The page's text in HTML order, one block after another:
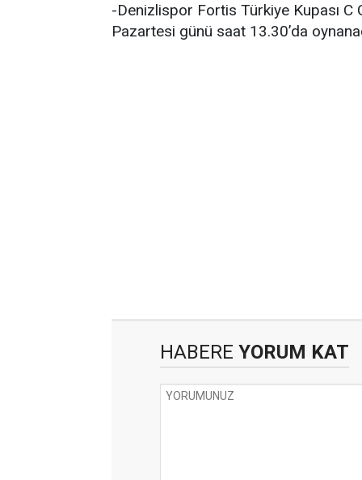
-Denizlispor Fortis Türkiye Kupası
Pazartesi günü saat 13.30’da
HABERE YORUM KAT